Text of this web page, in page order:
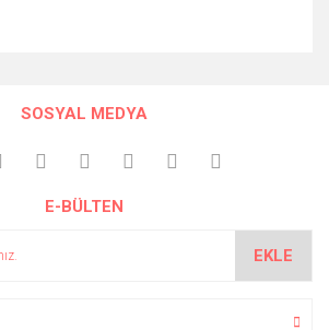
iletebilirsiniz.
için teşekkür ederiz.
eksik bilgiler bulunuyor.
SOSYAL MEDYA
E-BÜLTEN
EKLE